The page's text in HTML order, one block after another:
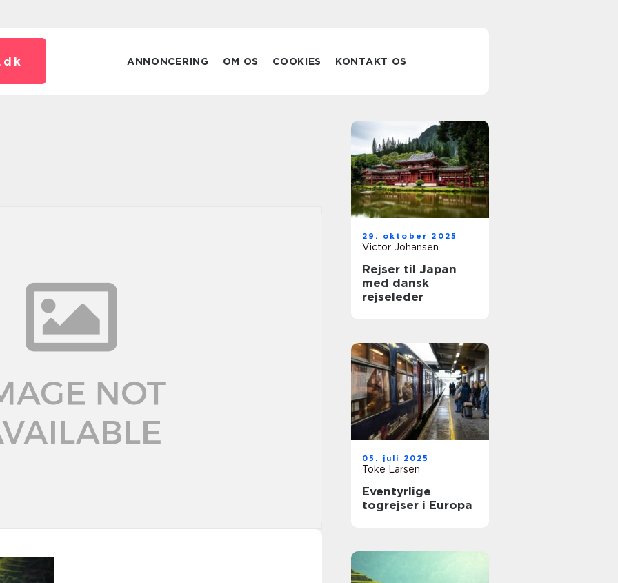
dk ANNONCERING OM OS COOKIES KONTAKT OS
29. oktober 2025
Victor Johansen
Rejser til Japan
med dansk
rejseleder
05. juli 2025
Toke Larsen
Eventyrlige
togrejser i Europa